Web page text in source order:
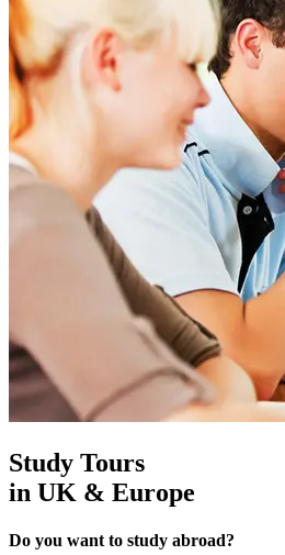
Study Tours
in UK & Europe
Do you want to study abroad?